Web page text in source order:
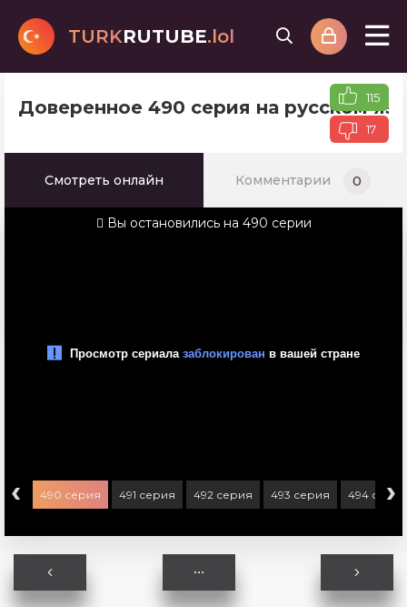
TURKRUTUBE.lol
Доверенное 490 серия на русском115
17
Смотреть онлайн Комментарии 0
Вы остановились на 490 серии
‹ 490 серия 491 серия 492 серия 493 серия 494 серия
›